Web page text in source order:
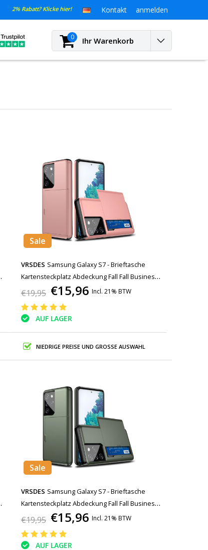
2% Rabatt? Klicke hier! Kontakt anmelden
0 Ihr Warenkorb
Sale
VRSDES Samsung Galaxy S7 - Brieftasche
Kartensteckplatz Abdeckung Fall Fall Business
Pink
€19,95 €15,96 Incl. 21% BTW
AUF LAGER
NIEDRIGE PREISE UND GROSSE AUSWAHL
Sale
VRSDES Samsung Galaxy S7 - Brieftasche
Kartensteckplatz Abdeckung Fall Fall Business
Dunkelgrün
€19,95 €15,96 Incl. 21% BTW
AUF LAGER